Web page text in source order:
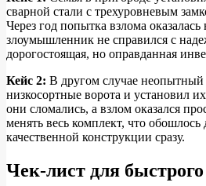
сварной стали с трехуровневым
Через год попытка взлома
злоумышленник не справился с
дорогостоящая, но оправданная
Кейс 2: В другом случае неопытный
низкосортные ворота и установил
они сломались, а взлом оказался
менять весь комплект, что
качественной конструкции сразу.
Чек-лист для быстрого